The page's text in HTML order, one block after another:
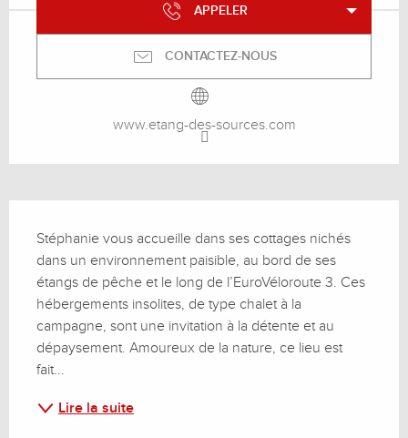
APPELER
CONTACTEZ-NOUS
www.etang-des-sources.com
Stéphanie vous accueille dans ses cottages nichés
dans un environnement paisible, au bord de ses
étangs de pêche et le long de l’EuroVéloroute 3. Ces
hébergements insolites, de type chalet à la
campagne, sont une invitation à la détente et au
dépaysement. Amoureux de la nature, ce lieu est
fait...
Lire la suite